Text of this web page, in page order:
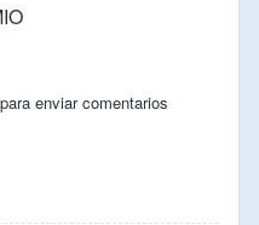
para enviar comentarios